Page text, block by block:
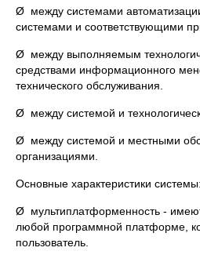
Ø между системами
системами и соответствующими
Ø между выполняемым
средствами информационного
технического обслуживания.
Ø между системой и
Ø между системой и местными
организациями.
Основные характеристики системы:
Ø мультиплатформенность -
любой программной платформе,
пользователь.